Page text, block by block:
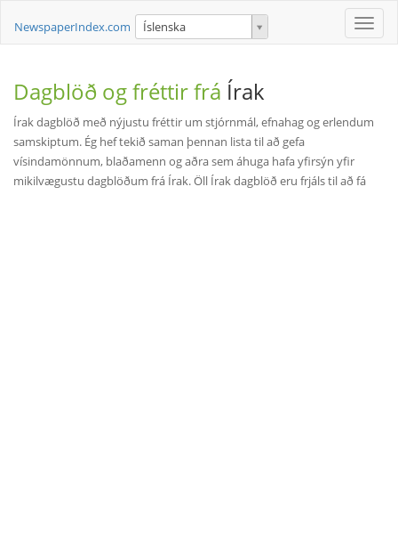
Toggle
NewspaperIndex.com Íslenska
Dagblöð og fréttir frá Írak
Írak dagblöð með nýjustu fréttir um stjórnmál, efnahag og erlendum
samskiptum. Ég hef tekið saman þennan lista til að gefa
vísindamönnum, blaðamenn og aðra sem áhuga hafa yfirsýn yfir
mikilvægustu dagblöðum frá Írak. Öll Írak dagblöð eru frjáls til að fá